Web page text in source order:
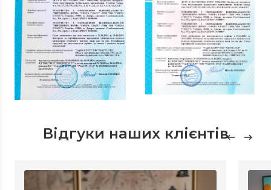
Відгуки наших клієнтів